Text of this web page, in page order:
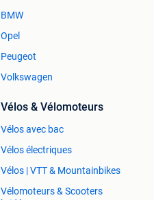
BMW
Opel
Peugeot
Volkswagen
Vélos & Vélomoteurs
Vélos avec bac
Vélos électriques
Vélos | VTT & Mountainbikes
Vélomoteurs & Scooters